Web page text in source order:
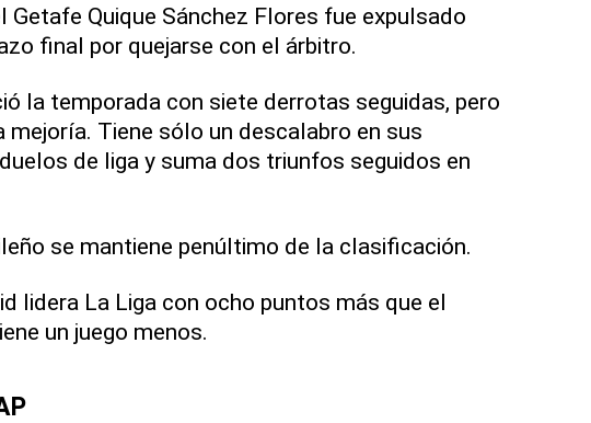
Getafe Quique Sánchez Flores fue expulsado
final por quejarse con el árbitro.
la temporada con siete derrotas seguidas, pero
mejoría. Tiene sólo un descalabro en sus
de liga y suma dos triunfos seguidos en
se mantiene penúltimo de la clasificación.
lidera La Liga con ocho puntos más que el
un juego menos.